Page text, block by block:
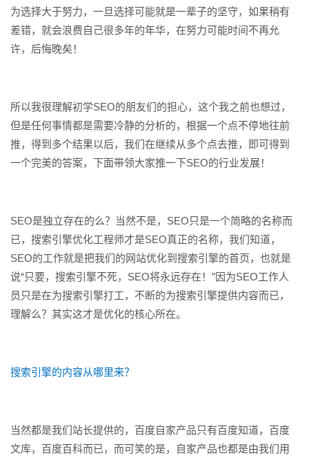
为选择大于努力，一旦选择可能就是一辈子的坚守，如果稍有
差错，就会浪费自己很多年的年华，在努力可能时间不再允
许，后悔晚矣！
所以我很理解初学SEO的朋友们的担心，这个我之前也想过，
但是任何事情都是需要冷静的分析的，根据一个点不停地往前
推，得到多个结果以后，我们在继续从多个点去推，即可得到
一个完美的答案，下面带领大家推一下SEO的行业发展！
SEO是独立存在的么？当然不是，SEO只是一个简略的名称而
已，搜索引擎优化工程师才是SEO真正的名称，我们知道，
SEO的工作就是把我们的网站优化到搜索引擎的首页，也就是
说“只要，搜索引擎不死，SEO将永远存在！”因为SEO工作人
员只是在为搜索引擎打工，不断的为搜索引擎提供内容而已，
理解么？其实这才是优化的核心所在。
搜索引擎的内容从哪里来？
当然都是我们站长提供的，百度自家产品只有百度知道，百度
文库，百度百科而已，而可笑的是，自家产品也都是由我们用